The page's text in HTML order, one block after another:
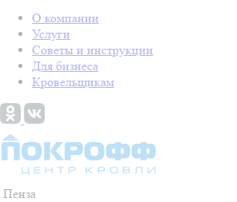
О компании
Услуги
Советы и инструкции
Для бизнеса
Кровельщикам
Пенза